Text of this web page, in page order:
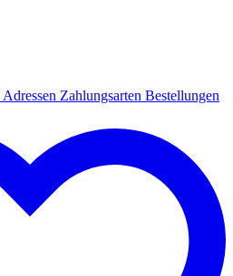
Adressen Zahlungsarten Bestellungen